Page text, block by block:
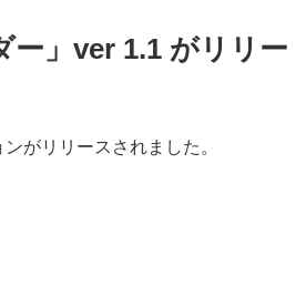
ー」ver 1.1 がリリー
がリリースされました。